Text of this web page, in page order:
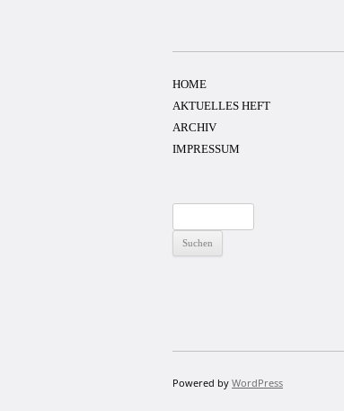
HOME
AKTUELLES HEFT
ARCHIV
IMPRESSUM
nach:
Powered by WordPress